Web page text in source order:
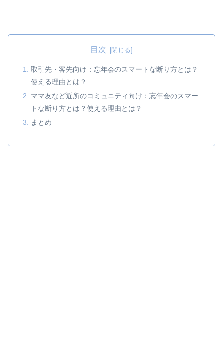
目次
取引先・客先向け：忘年会のスマートな断り方とは？
使える理由とは？
ママ友など近所のコミュニティ向け：忘年会のスマー
トな断り方とは？使える理由とは？
まとめ